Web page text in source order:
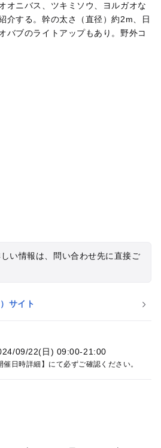
オニバス、ツキミソウ、ヨルガオな
介する。幹の太さ（直径）約2m、日
バブのライトアップもあり。野外コ
い情報は、問い合わせ先に直接ご
サイト
09/22(日) 09:00-21:00
日時詳細】にて必ずご確認ください。